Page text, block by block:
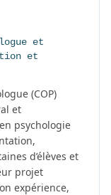
et
et
(COP)
et
psychologie
d’élèves et
projet
expérience,